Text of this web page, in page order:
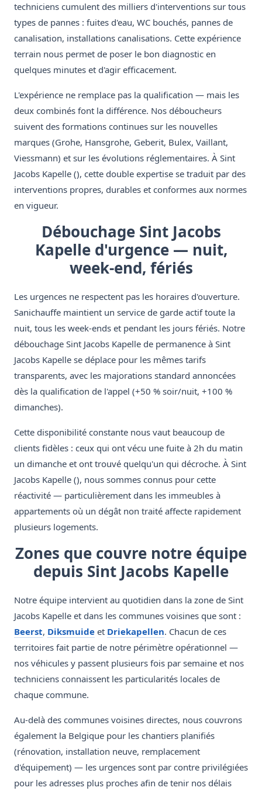
techniciens cumulent des milliers d'interventions sur tous
types de pannes : fuites d'eau, WC bouchés, pannes de
canalisation, installations canalisations. Cette expérience
terrain nous permet de poser le bon diagnostic en
quelques minutes et d'agir efficacement.
L'expérience ne remplace pas la qualification — mais les
deux combinés font la différence. Nos déboucheurs
suivent des formations continues sur les nouvelles
marques (Grohe, Hansgrohe, Geberit, Bulex, Vaillant,
Viessmann) et sur les évolutions réglementaires. À Sint
Jacobs Kapelle (), cette double expertise se traduit par des
interventions propres, durables et conformes aux normes
en vigueur.
Débouchage Sint Jacobs
Kapelle d'urgence — nuit,
week-end, fériés
Les urgences ne respectent pas les horaires d'ouverture.
Sanichauffe maintient un service de garde actif toute la
nuit, tous les week-ends et pendant les jours fériés. Notre
débouchage Sint Jacobs Kapelle de permanence à Sint
Jacobs Kapelle se déplace pour les mêmes tarifs
transparents, avec les majorations standard annoncées
dès la qualification de l'appel (+50 % soir/nuit, +100 %
dimanches).
Cette disponibilité constante nous vaut beaucoup de
clients fidèles : ceux qui ont vécu une fuite à 2h du matin
un dimanche et ont trouvé quelqu'un qui décroche. À Sint
Jacobs Kapelle (), nous sommes connus pour cette
réactivité — particulièrement dans les immeubles à
appartements où un dégât non traité affecte rapidement
plusieurs logements.
Zones que couvre notre équipe
depuis Sint Jacobs Kapelle
Notre équipe intervient au quotidien dans la zone de Sint
Jacobs Kapelle et dans les communes voisines que sont :
Beerst, Diksmuide et Driekapellen. Chacun de ces
territoires fait partie de notre périmètre opérationnel —
nos véhicules y passent plusieurs fois par semaine et nos
techniciens connaissent les particularités locales de
chaque commune.
Au-delà des communes voisines directes, nous couvrons
également la Belgique pour les chantiers planifiés
(rénovation, installation neuve, remplacement
d'équipement) — les urgences sont par contre privilégiées
pour les adresses plus proches afin de tenir nos délais